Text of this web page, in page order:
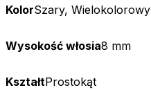
KolorSzary, Wielokolorowy
Wysokość włosia8 mm
KształtProstokąt